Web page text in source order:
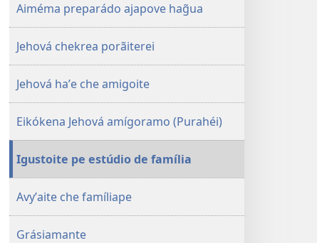
Aiméma preparádo ajapove hag̃ua
Jehová chekrea porãiterei
Jehová haʼe che amigoite
Eikókena Jehová amígoramo (Purahéi)
Igustoite pe estúdio de família
Avyʼaite che famíliape
Grásiamante